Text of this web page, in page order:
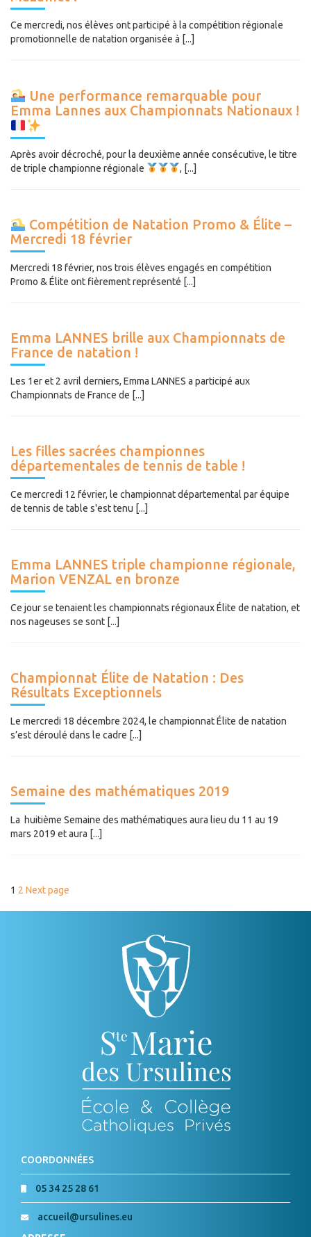
Ce mercredi, nos élèves ont participé à la compétition régionale
promotionnelle de natation organisée à [...]
Une performance remarquable pour
Emma Lannes aux Championnats Nationaux !
Après avoir décroché, pour la deuxième année consécutive, le titre
de triple championne régionale
, [...]
Compétition de Natation Promo & Élite –
Mercredi 18 février
Mercredi 18 février, nos trois élèves engagés en compétition
Promo & Élite ont fièrement représenté [...]
Emma LANNES brille aux Championnats de
France de natation !
Les 1er et 2 avril derniers, Emma LANNES a participé aux
Championnats de France de [...]
Les filles sacrées championnes
départementales de tennis de table !
Ce mercredi 12 février, le championnat départemental par équipe
de tennis de table s'est tenu [...]
Emma LANNES triple championne régionale,
Marion VENZAL en bronze
Ce jour se tenaient les championnats régionaux Élite de natation, et
nos nageuses se sont [...]
Championnat Élite de Natation : Des
Résultats Exceptionnels
Le mercredi 18 décembre 2024, le championnat Élite de natation
s’est déroulé dans le cadre [...]
Semaine des mathématiques 2019
La huitième Semaine des mathématiques aura lieu du 11 au 19
mars 2019 et aura [...]
PAGINATION
DES
Page
1 Page
2 Next page
COORDONNÉES
05 34 25 28 61
accueil@ursulines.eu